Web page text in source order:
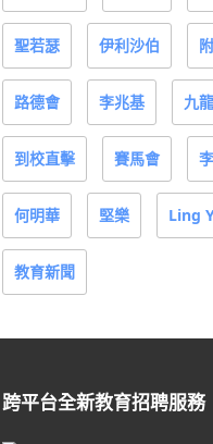
聖若瑟 伊利沙伯
路德會 李兆基 九龍
到校直擊 賽馬會
何明華 堅樂 Ling
教育新聞
跨平台全新教育招聘服務